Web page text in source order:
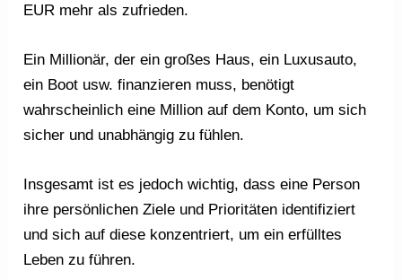
EUR mehr als zufrieden.
Ein Millionär, der ein großes Haus, ein Luxusauto,
ein Boot usw. finanzieren muss, benötigt
wahrscheinlich eine Million auf dem Konto, um sich
sicher und unabhängig zu fühlen.
Insgesamt ist es jedoch wichtig, dass eine Person
ihre persönlichen Ziele und Prioritäten identifiziert
und sich auf diese konzentriert, um ein erfülltes
Leben zu führen.